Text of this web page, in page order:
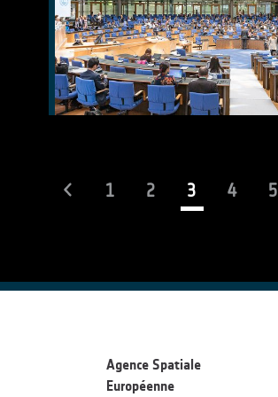
1 2 3(current)
4 5
Agence Spatiale
Européenne